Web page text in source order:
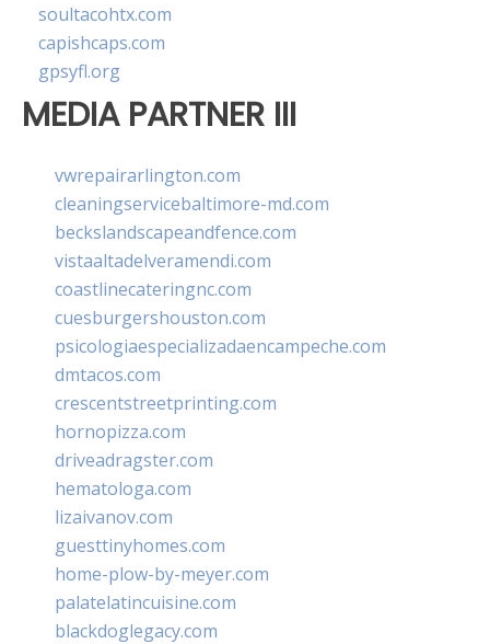
soultacohtx.com
capishcaps.com
gpsyfl.org
MEDIA PARTNER III
vwrepairarlington.com
cleaningservicebaltimore-md.com
beckslandscapeandfence.com
vistaaltadelveramendi.com
coastlinecateringnc.com
cuesburgershouston.com
psicologiaespecializadaencampeche.com
dmtacos.com
crescentstreetprinting.com
hornopizza.com
driveadragster.com
hematologa.com
lizaivanov.com
guesttinyhomes.com
home-plow-by-meyer.com
palatelatincuisine.com
blackdoglegacy.com